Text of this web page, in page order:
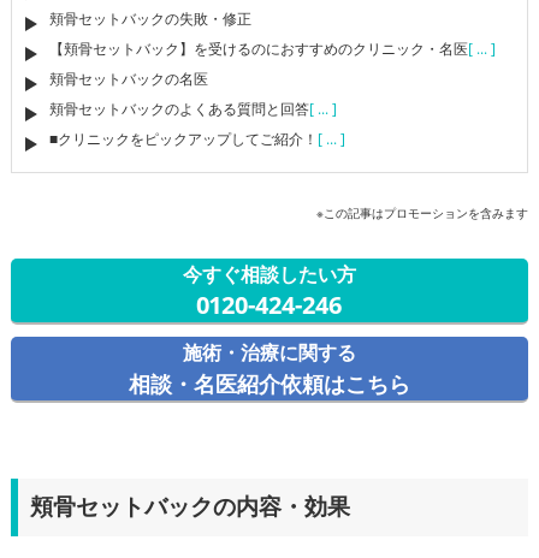
頬骨セットバックの失敗・修正
【頬骨セットバック】を受けるのにおすすめのクリニック・名医[ ... ]
頬骨セットバックの名医
頬骨セットバックのよくある質問と回答[ ... ]
■クリニックをピックアップしてご紹介！ [ ... ]
※この記事はプロモーションを含みます
今すぐ相談したい方
0120-424-246
施術・治療に関する
相談・名医紹介依頼はこちら
頬骨セットバックの内容・効果